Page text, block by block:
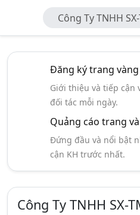
Công Ty TNHH
Home
Đăng ký trang vàng
Giới thiệu và tiếp cận
đối tác mỗi ngày.
Quảng cáo trang
Đứng đầu và nổi bật
cận KH trước nhất.
Công Ty TNHH SX-